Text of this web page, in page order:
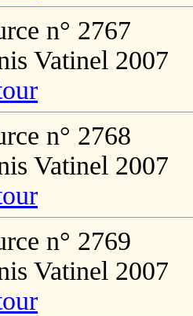
n° 2767
Vatinel 2007
n° 2768
Vatinel 2007
n° 2769
Vatinel 2007